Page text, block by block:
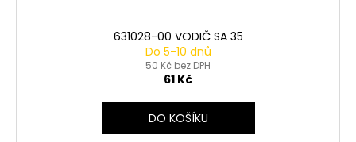
631028-00 VODIČ SA 35
Do 5-10 dnů
50 Kč bez DPH
61 Kč
DO KOŠÍKU